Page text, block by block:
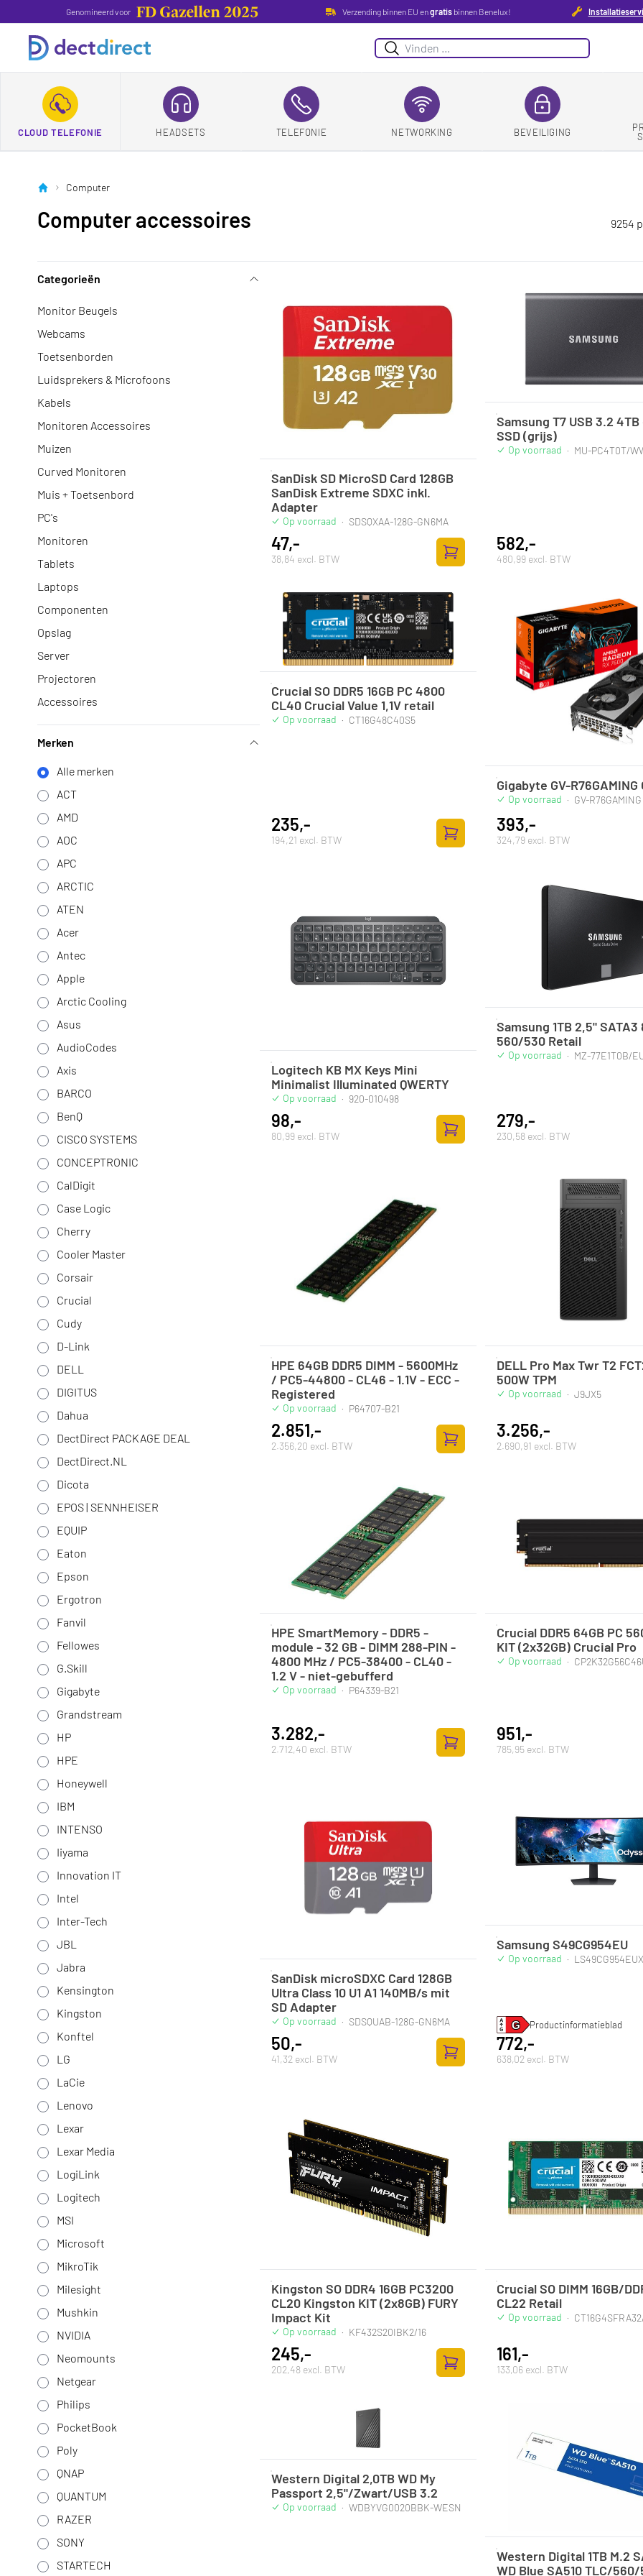
Genomineerd voor Verzending binnen EU engratisbinnen Benelux!
Zoeken
CLOUD TELEFONIE HEADSETS TELEFONIE NETWORKING BEVEILIGING
Computer
Computer accessoires 9254
Categorieën
Monitor Beugels
Webcams
Toetsenborden
Luidsprekers & Microfoons
Kabels
Monitoren Accessoires
Muizen
Curved Monitoren
Muis + Toetsenbord
PC's
Monitoren
Tablets
Laptops
Componenten
Opslag
Server
Projectoren
Accessoires
Merken
Alle merken
ACT
AMD
AOC
APC
ARCTIC
ATEN
Acer
Antec
Apple
Arctic Cooling
Asus
AudioCodes
Axis
BARCO
BenQ
CISCO SYSTEMS
CONCEPTRONIC
CalDigit
Case Logic
Cherry
Cooler Master
Corsair
Crucial
Cudy
D-Link
DELL
DIGITUS
Dahua
DectDirect PACKAGE DEAL
DectDirect.NL
Dicota
EPOS | SENNHEISER
EQUIP
Eaton
Epson
Ergotron
Fanvil
Fellowes
G.Skill
Gigabyte
Grandstream
HP
HPE
Honeywell
IBM
INTENSO
Iiyama
Innovation IT
Intel
Inter-Tech
JBL
Jabra
Kensington
Kingston
Konftel
LG
LaCie
Lenovo
Lexar
Lexar Media
LogiLink
Logitech
MSI
Microsoft
MikroTik
Milesight
Mushkin
NVIDIA
Neomounts
Netgear
Philips
PocketBook
Poly
QNAP
QUANTUM
RAZER
SONY
STARTECH
SanDisk SD MicroSD Card 128GB
SanDisk Extreme SDXC inkl.
Adapter
Op voorraad · SDSQXAA-128G-GN6MA
47,-
38,84 excl. BTW
Toevoegen aan winkelwagen
Samsung T7 USB 3.2
SSD (grijs)
Op voorraad · MU-PC4T0T/
582,-
480,99 excl. BTW
Crucial SO DDR5 16GB PC 4800
CL40 Crucial Value 1,1V retail
Op voorraad · CT16G48C40S5
235,-
194,21 excl. BTW
Toevoegen aan winkelwagen
Gigabyte GV-R76GAMING
Op voorraad · GV-
393,-
324,79 excl. BTW
Logitech KB MX Keys Mini
Minimalist Illuminated QWERTY
Op voorraad · 920-010498
98,-
80,99 excl. BTW
Toevoegen aan winkelwagen
Samsung 1TB 2,5" SATA3
560/530 Retail
Op voorraad · MZ-77E1T0B/
279,-
230,58 excl. BTW
HPE 64GB DDR5 DIMM - 5600MHz
/ PC5-44800 - CL46 - 1.1V - ECC -
Registered
Op voorraad · P64707-B21
2.851,-
2.356,20 excl. BTW
Toevoegen aan winkelwagen
DELL Pro Max Twr T2
500W TPM
Op voorraad · J9JX5
3.256,-
2.690,91 excl. BTW
HPE SmartMemory - DDR5 -
module - 32 GB - DIMM 288-PIN -
4800 MHz / PC5-38400 - CL40 -
1.2 V - niet-gebufferd
Op voorraad · P64339-B21
3.282,-
2.712,40 excl. BTW
Toevoegen aan winkelwagen
Crucial DDR5 64GB PC
KIT (2x32GB) Crucial Pro
Op voorraad ·
951,-
785,95 excl. BTW
SanDisk microSDXC Card 128GB
Ultra Class 10 U1 A1 140MB/s mit
SD Adapter
Op voorraad · SDSQUAB-128G-GN6MA
50,-
41,32 excl. BTW
Toevoegen aan winkelwagen
Samsung S49CG954EU
Op voorraad ·
Productinformatieblad
772,-
638,02 excl. BTW
Kingston SO DDR4 16GB PC3200
CL20 Kingston KIT (2x8GB) FURY
Impact Kit
Op voorraad · KF432S20IBK2/16
245,-
202,48 excl. BTW
Toevoegen aan winkelwagen
Crucial SO DIMM 16GB/
CL22 Retail
Op voorraad ·
161,-
133,06 excl. BTW
Western Digital 2,0TB WD My
Passport 2,5"/Zwart/USB 3.2
Op voorraad · WDBYVG0020BBK-WESN
Western Digital 1TB M.2
WD Blue SA510 TLC/